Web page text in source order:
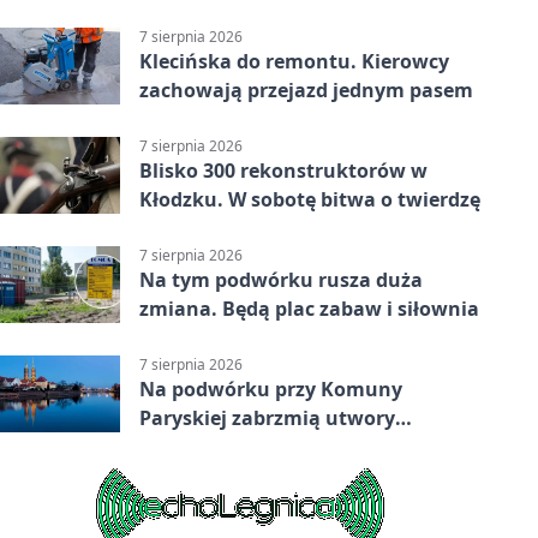
porażka wrocławian
7 sierpnia 2026
Klecińska do remontu. Kierowcy
zachowają przejazd jednym pasem
7 sierpnia 2026
Blisko 300 rekonstruktorów w
Kłodzku. W sobotę bitwa o twierdzę
7 sierpnia 2026
Na tym podwórku rusza duża
zmiana. Będą plac zabaw i siłownia
7 sierpnia 2026
Na podwórku przy Komuny
Paryskiej zabrzmią utwory